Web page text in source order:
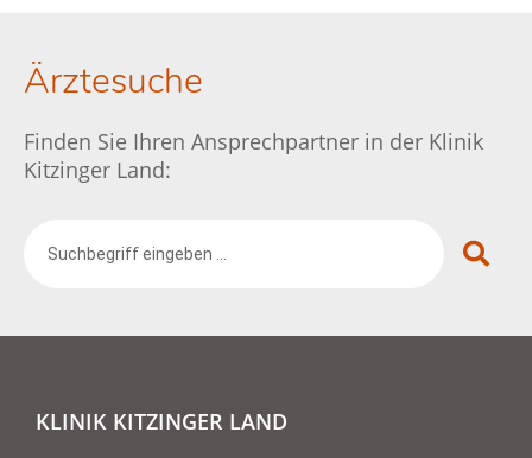
Ärztesuche
Finden Sie Ihren Ansprechpartner in der Klinik
Kitzinger Land:
KLINIK KITZINGER LAND